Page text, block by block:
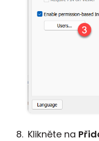
Klikněte na